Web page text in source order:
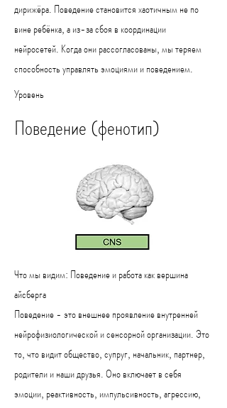
дирижёра. Поведение становится хаотичным не по
вине ребёнка, а из-за сбоя в координации
нейросетей. Когда они рассогласованы, мы теряем
способность управлять эмоциями и поведением.
Уровень
Поведение (фенотип)
Что мы видим: Поведение и работа как вершина
айсберга
Поведение - это внешнее проявление внутренней
нейрофизиологической и сенсорной организации. Это
то, что видит общество, супруг, начальник, партнер,
родители и наши друзья. Оно включает в себя
эмоции, реактивность, импульсивность, агрессию,